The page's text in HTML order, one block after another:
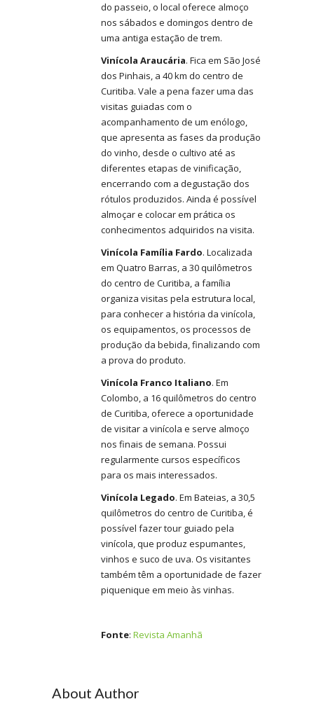
do passeio, o local oferece almoço
nos sábados e domingos dentro de
uma antiga estação de trem.
Vinícola Araucária. Fica em São José
dos Pinhais, a 40 km do centro de
Curitiba. Vale a pena fazer uma das
visitas guiadas com o
acompanhamento de um enólogo,
que apresenta as fases da produção
do vinho, desde o cultivo até as
diferentes etapas de vinificação,
encerrando com a degustação dos
rótulos produzidos. Ainda é possível
almoçar e colocar em prática os
conhecimentos adquiridos na visita.
Vinícola Família Fardo. Localizada
em Quatro Barras, a 30 quilômetros
do centro de Curitiba, a família
organiza visitas pela estrutura local,
para conhecer a história da vinícola,
os equipamentos, os processos de
produção da bebida, finalizando com
a prova do produto.
Vinícola Franco Italiano. Em
Colombo, a 16 quilômetros do centro
de Curitiba, oferece a oportunidade
de visitar a vinícola e serve almoço
nos finais de semana. Possui
regularmente cursos específicos
para os mais interessados.
Vinícola Legado. Em Bateias, a 30,5
quilômetros do centro de Curitiba, é
possível fazer tour guiado pela
vinícola, que produz espumantes,
vinhos e suco de uva. Os visitantes
também têm a oportunidade de fazer
piquenique em meio às vinhas.
Fonte: Revista Amanhã
About Author